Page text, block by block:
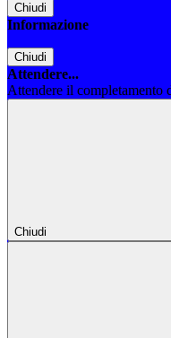
Chiudi
Informazione
Chiudi
Attendere...
Attendere il completamento
Chiudi